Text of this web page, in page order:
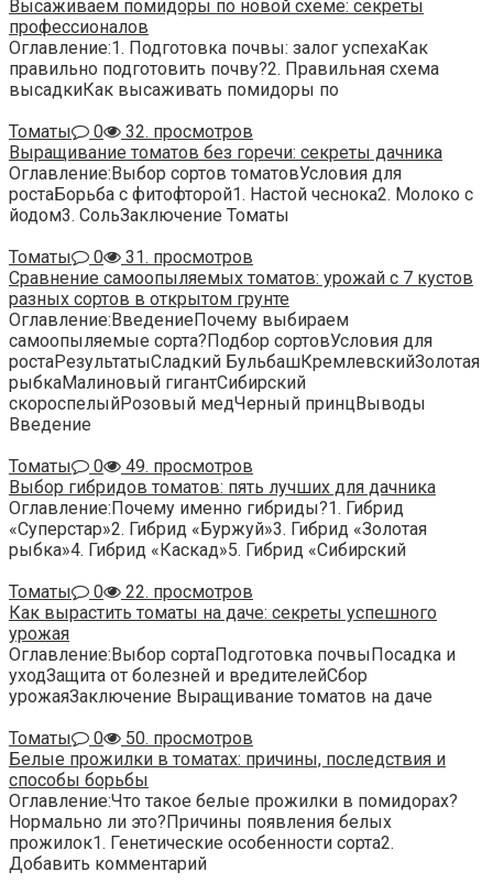
Высаживаем помидоры по новой схеме: секреты
профессионалов
Оглавление:1. Подготовка почвы: залог успехаКак
правильно подготовить почву?2. Правильная схема
высадкиКак высаживать помидоры по
Томаты
0
32. просмотров
Выращивание томатов без горечи: секреты дачника
Оглавление:Выбор сортов томатовУсловия для
ростаБорьба с фитофторой1. Настой чеснока2. Молоко с
йодом3. СольЗаключение Томаты
Томаты
0
31. просмотров
Сравнение самоопыляемых томатов: урожай с 7 кустов
разных сортов в открытом грунте
Оглавление:ВведениеПочему выбираем
самоопыляемые сорта?Подбор сортовУсловия для
ростаРезультатыСладкий БульбашКремлевскийЗолотая
рыбкаМалиновый гигантСибирский
скороспелыйРозовый медЧерный принцВыводы
Введение
Томаты
0
49. просмотров
Выбор гибридов томатов: пять лучших для дачника
Оглавление:Почему именно гибриды?1. Гибрид
«Суперстар»2. Гибрид «Буржуй»3. Гибрид «Золотая
рыбка»4. Гибрид «Каскад»5. Гибрид «Сибирский
Томаты
0
22. просмотров
Как вырастить томаты на даче: секреты успешного
урожая
Оглавление:Выбор сортаПодготовка почвыПосадка и
уходЗащита от болезней и вредителейСбор
урожаяЗаключение Выращивание томатов на даче
Томаты
0
50. просмотров
Белые прожилки в томатах: причины, последствия и
способы борьбы
Оглавление:Что такое белые прожилки в помидорах?
Нормально ли это?Причины появления белых
прожилок1. Генетические особенности сорта2.
Добавить комментарий